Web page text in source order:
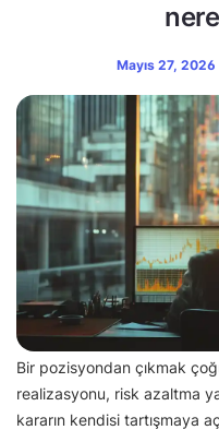
Mayıs 27,
Bir pozisyondan çıkmak
realizasyonu, risk azaltma
kararın kendisi tartışmaya